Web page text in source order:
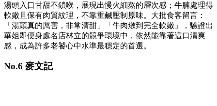
湯頭入口甘甜不鎖喉，展現出慢火細熬的層次感；牛腩處理得
軟嫩且保有肉質紋理，不靠重鹹壓制原味。大批食客留言：
「湯頭真的厲害，非常清甜」「牛肉燉到完全軟嫩」，驗證出
華姐即便身處名店林立的競爭環境中，依然能靠著這口清爽
感，成為許多老饕心中水準最穩定的首選。
No.6 麥文記